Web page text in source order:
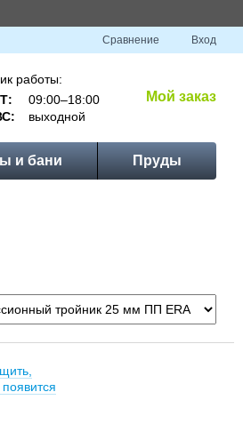
Сравнение Вход
работы:
09:00–18:00
выходной
Мой заказ
и бани Пруды
появится